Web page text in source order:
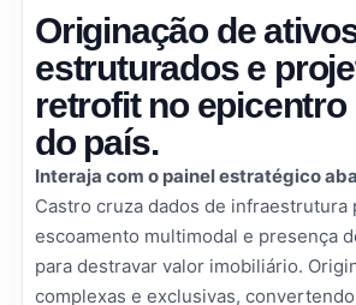
Originação de
estruturados e
retrofit no
do país.
Interaja com o painel estratégico
Castro cruza dados de infraestrutura
escoamento multimodal e presença
para destravar valor imobiliário.
complexas e exclusivas,